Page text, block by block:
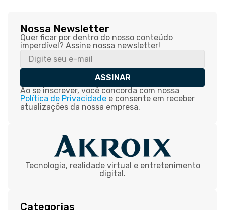
Nossa Newsletter
Quer ficar por dentro do nosso conteúdo
imperdível? Assine nossa newsletter!
ASSINAR
Ao se inscrever, você concorda com nossa
Política de Privacidade e consente em receber
atualizações da nossa empresa.
Tecnologia, realidade virtual e entretenimento
digital.
Categorias